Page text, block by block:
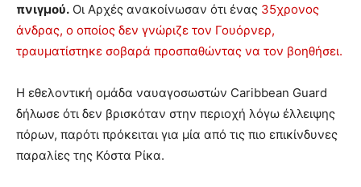
πνιγμού. Οι Αρχές ανακοίνωσαν ότι ένας 35χρονος
άνδρας, ο οποίος δεν γνώριζε τον Γουόρνερ,
τραυματίστηκε σοβαρά προσπαθώντας να τον βοηθήσει.
Η εθελοντική ομάδα ναυαγοσωστών Caribbean Guard
δήλωσε ότι δεν βρισκόταν στην περιοχή λόγω έλλειψης
πόρων, παρότι πρόκειται για μία από τις πιο επικίνδυνες
παραλίες της Κόστα Ρίκα.